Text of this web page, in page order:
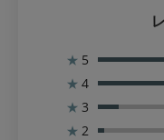
★ 5
★ 4
★ 3
★ 2